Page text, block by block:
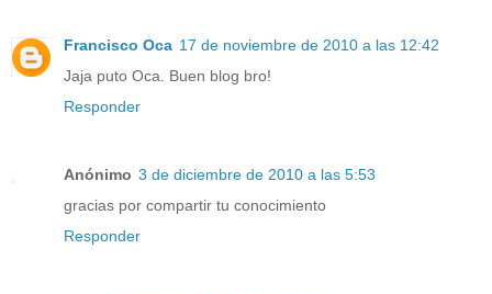
Francisco Oca 17 de noviembre de 2010 a las 12:42
Jaja puto Oca. Buen blog bro!
Responder
Anónimo 3 de diciembre de 2010 a las 5:53
gracias por compartir tu conocimiento
Responder